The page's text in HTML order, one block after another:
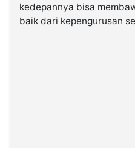
kedepannya bisa
baik dari kepengurusan